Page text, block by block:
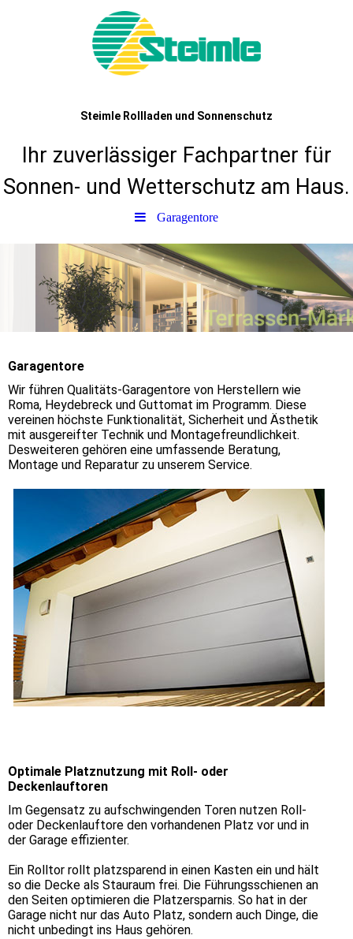
Steimle Rollladen und Sonnenschutz
Ihr zuverlässiger Fachpartner für
Sonnen- und Wetterschutz am Haus.
Garagentore
Garagentore
Wir führen Qualitäts-Garagentore von Herstellern wie
Roma, Heydebreck und Guttomat im Programm. Diese
vereinen höchste Funktionalität, Sicherheit und Ästhetik
mit ausgereifter Technik und Montagefreundlichkeit.
Desweiteren gehören eine umfassende Beratung,
Montage und Reparatur zu unserem Service.
Optimale Platznutzung mit Roll- oder
Deckenlauftoren
Im Gegensatz zu aufschwingenden Toren nutzen Roll-
oder Deckenlauftore den vorhandenen Platz vor und in
der Garage effizienter.
Ein Rolltor rollt platzsparend in einen Kasten ein und hält
so die Decke als Stauraum frei. Die Führungsschienen an
den Seiten optimieren die Platzersparnis. So hat in der
Garage nicht nur das Auto Platz, sondern auch Dinge, die
nicht unbedingt ins Haus gehören.